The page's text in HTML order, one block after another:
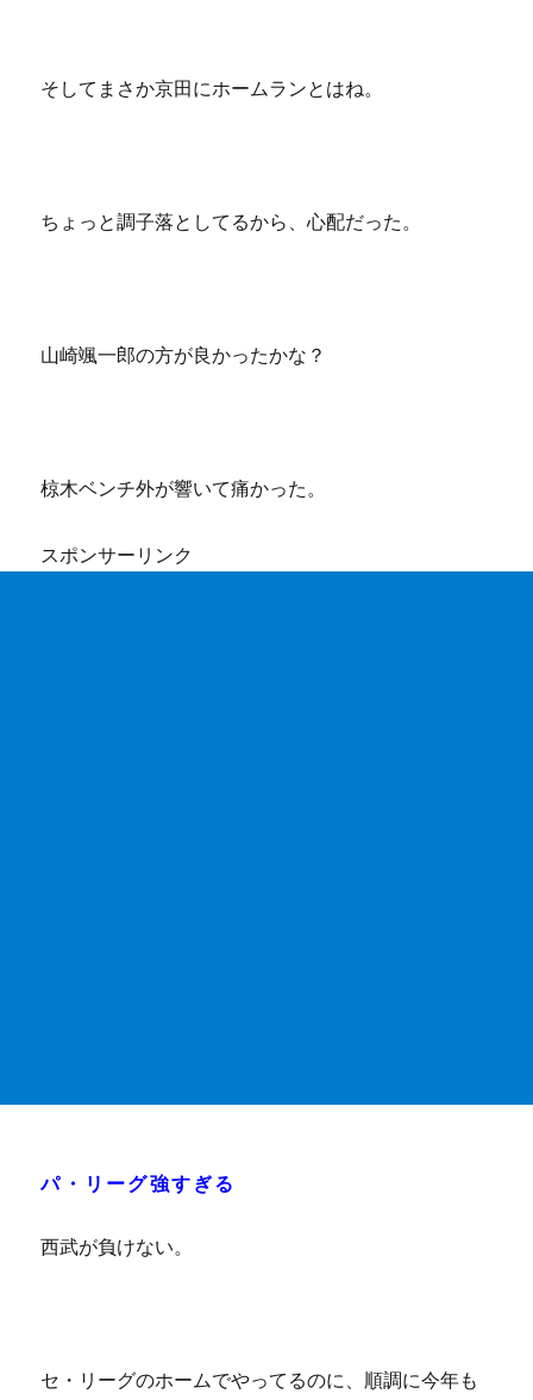
そしてまさか京田にホームランとはね。
ちょっと調子落としてるから、心配だった。
山崎颯一郎の方が良かったかな？
椋木ベンチ外が響いて痛かった。
スポンサーリンク
パ・リーグ強すぎる
西武が負けない。
セ・リーグのホームでやってるのに、順調に今年も